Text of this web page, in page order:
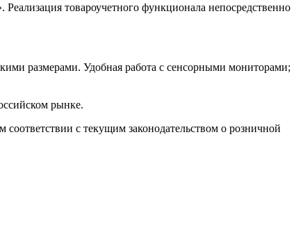
товароучетного функционала непосредственно
размерами. Удобная работа с сенсорными мониторами;
рынке.
с текущим законодательством о розничной